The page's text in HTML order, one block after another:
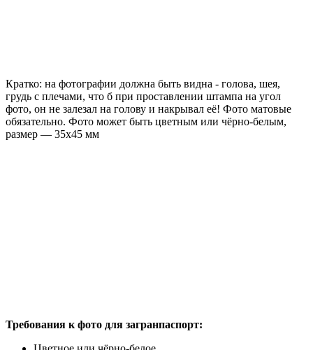
Кратко: на фотографии должна быть видна - голова, шея,
грудь с плечами, что б при проставлении штампа на угол
фото, он не залезал на голову и накрывал её! Фото матовые
обязательно. Фото может быть цветным или чёрно-белым,
размер — 35х45 мм
Требования к фото для загранпаспорт: